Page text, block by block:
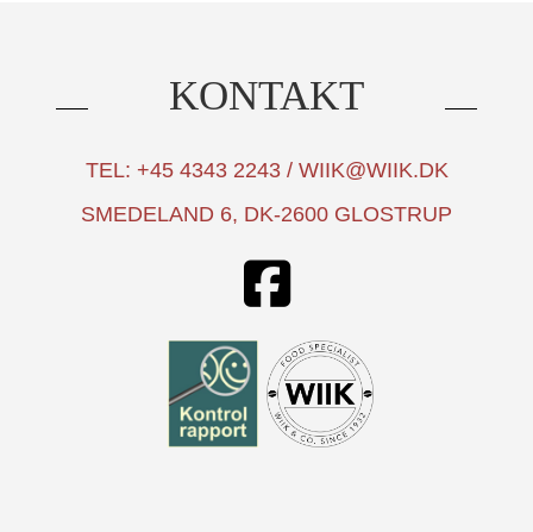
KONTAKT
TEL: +45 4343 2243 / WIIK@WIIK.DK
SMEDELAND 6, DK-2600 GLOSTRUP